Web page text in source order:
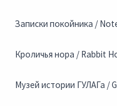
Записки покойника /
Кроличья нора / Rabbit
Музей истории ГУЛАГа /